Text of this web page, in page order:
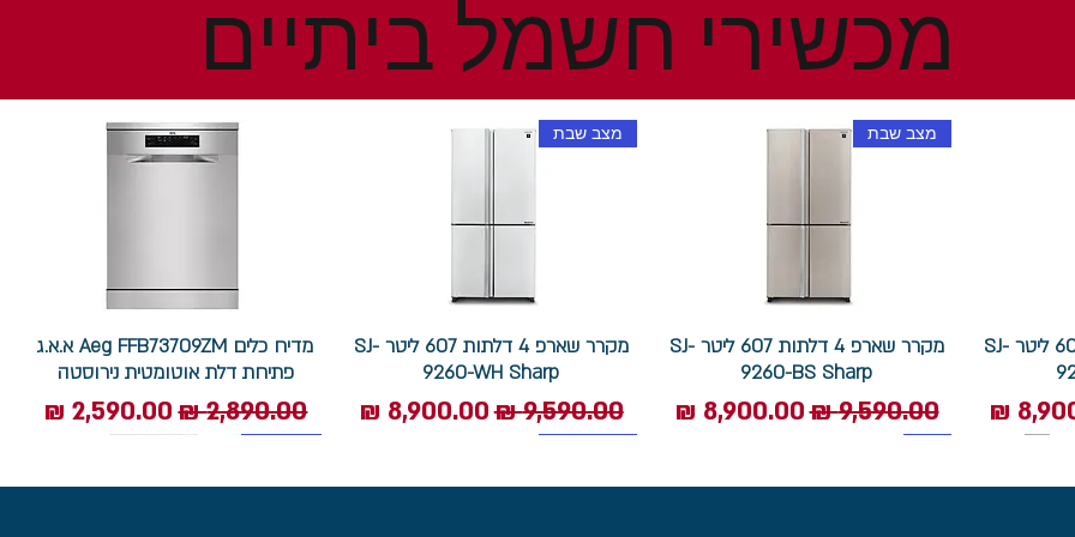
מקרר שארפ 4 דלתות 607 ליטר SJ-
מבצע
מצב שבת
מקרר שארפ 4 דלתות 607 ליטר SJ-
9260-BS Sharp
מחיר רגיל‏9,590.00 ‏₪ מחיר מבצע
מצב שבת
מקרר שארפ 4 דלתות 607 ליטר SJ-
9260-WH Sharp
מחיר רגיל‏9,590.00 ‏₪ מחיר מבצע
מדיח כלים Aeg FFB73709ZM א.א.ג
פתיחת דלת אוטומטית נירוסטה
מחיר רגיל‏2,890.00 ‏₪ מחיר מבצע
מכשירי חשמל ביתיים